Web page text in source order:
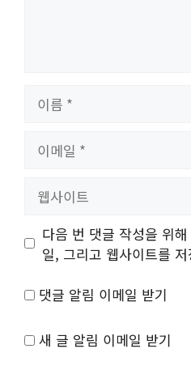
트
다음 번 댓글 작성을 위
일, 그리고 웹사이트를
댓글 알림 이메일 받기
새 글 알림 이메일 받기